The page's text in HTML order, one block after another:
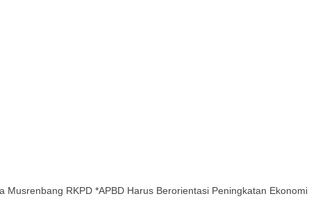
Musrenbang RKPD *APBD Harus Berorientasi Peningkatan Ekonomi